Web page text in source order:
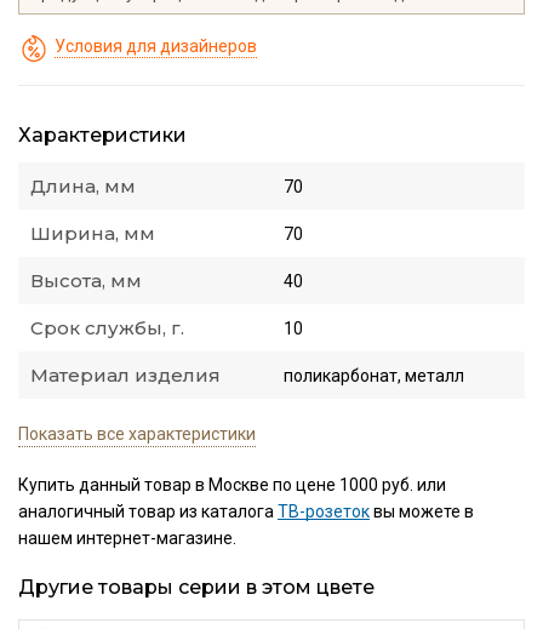
Условия для дизайнеров
Характеристики
Длина, мм 70
Ширина, мм 70
Высота, мм 40
Срок службы, г. 10
Материал изделия поликарбонат, металл
Показать все характеристики
Купить данный товар в Москве по цене 1000 руб. или
аналогичный товар из каталогаТВ-розетоквы можете в
нашем интернет-магазине.
Другие товары серии в этом цвете